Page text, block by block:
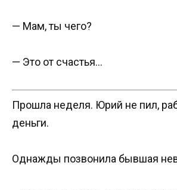
— Мам, ты чего?
— Это от счастья…
Прошла неделя. Юрий не пил,
деньги.
Однажды позвонила бывшая